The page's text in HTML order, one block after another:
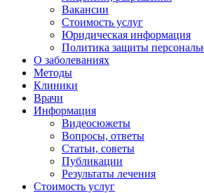
Вакансии
Стоимость услуг
Юридическая информация
Политика защиты
О заболеваниях
Методы
Клиники
Врачи
Информация
Видеосюжеты
Вопросы, ответы
Статьи, советы
Публикации
Результаты лечения
Стоимость услуг